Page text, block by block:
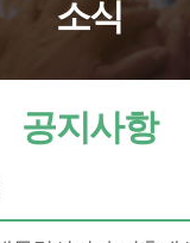
소식
공지사항